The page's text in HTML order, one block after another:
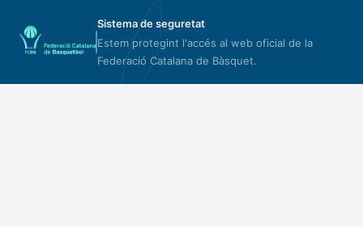
Sistema de seguretat
Estem protegint l'accés al web oficial de la
Federació Catalana de Bàsquet.